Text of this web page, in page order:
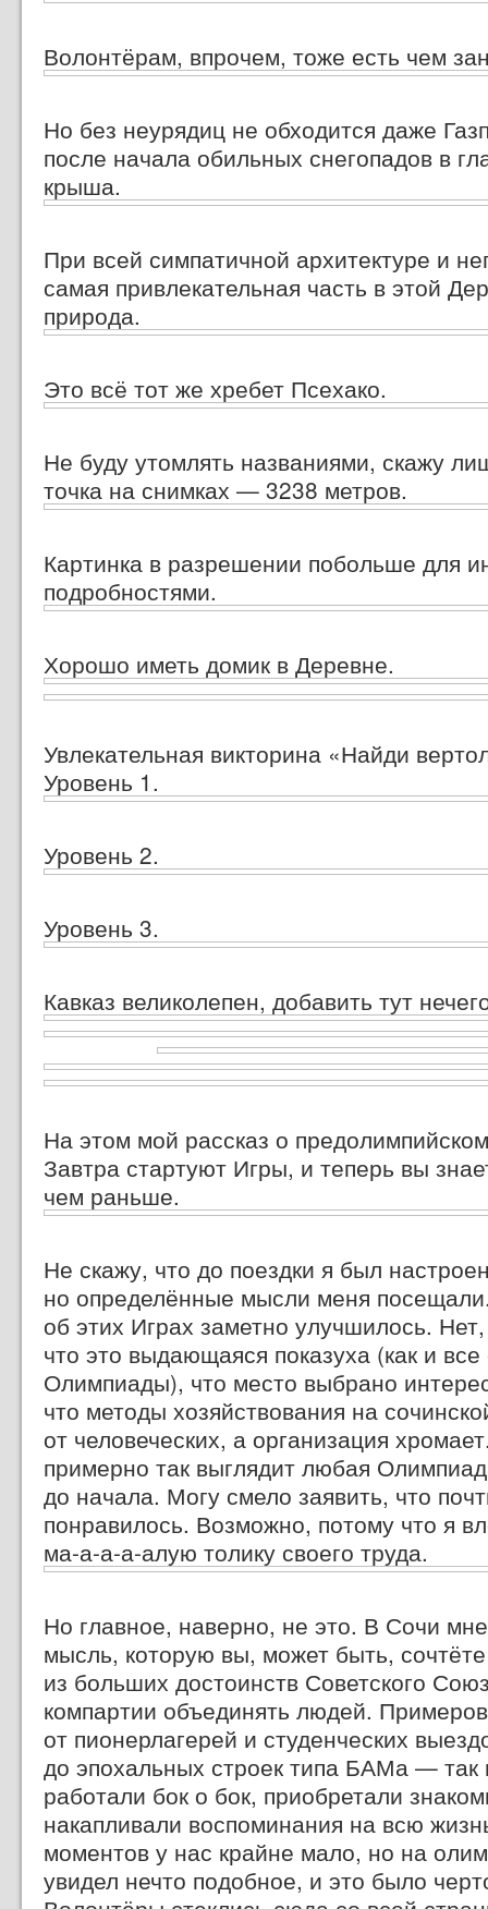
Волонтёрам, впрочем, тоже есть чем
Но без неурядиц не обходится даже
после начала обильных снегопадов в
крыша.
При всей симпатичной архитектуре и
самая привлекательная часть в этой
природа.
Это всё тот же хребет Псехако.
Не буду утомлять названиями, скажу
точка на снимках — 3238 метров.
Картинка в разрешении побольше для
подробностями.
Хорошо иметь домик в Деревне.
Увлекательная викторина «Найди
Уровень 1.
Уровень 2.
Уровень 3.
Кавказ великолепен, добавить тут
На этом мой рассказ о
Завтра стартуют Игры, и теперь вы
чем раньше.
Не скажу, что до поездки я был
но определённые мысли меня
об этих Играх заметно улучшилось.
что это выдающаяся показуха (как и
Олимпиады), что место выбрано
что методы хозяйствования на
от человеческих, а организация
примерно так выглядит любая
до начала. Могу смело заявить, что
понравилось. Возможно, потому что я
ма-а-а-а-алую толику своего труда.
Но главное, наверно, не это. В Сочи
мысль, которую вы, может быть,
из больших достоинств Советского
компартии объединять людей.
от пионерлагерей и студенческих
до эпохальных строек типа БАМа —
работали бок о бок, приобретали
накапливали воспоминания на всю
моментов у нас крайне мало, но на
увидел нечто подобное, и это было